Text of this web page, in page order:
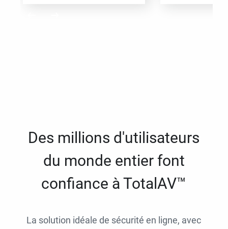
Des millions d'utilisateurs
du monde entier font
confiance à TotalAV™
La solution idéale de sécurité en ligne, avec